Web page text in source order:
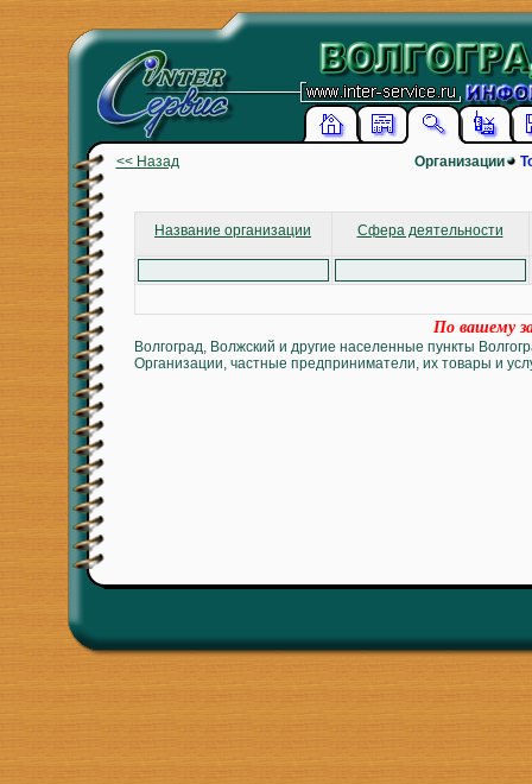
<< Назад Организации
Название организации Сфера деятельности
По вашему
Волгоград, Волжский и другие населенные пункты
Организации, частные предприниматели, их товары и